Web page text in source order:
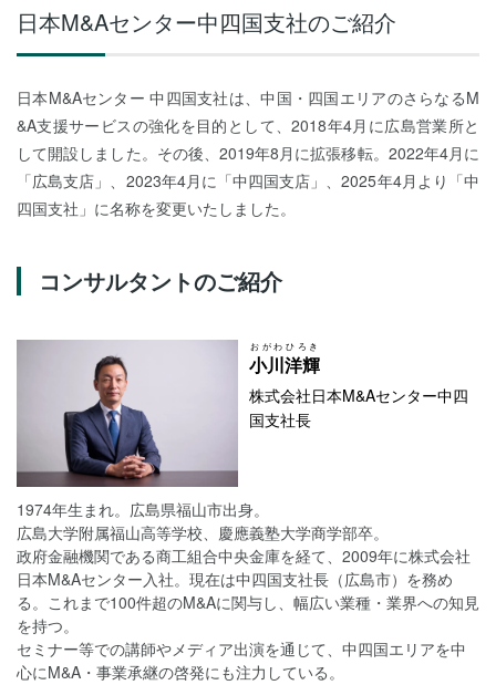
日本M&Aセンター中四国支社のご紹介
日本M&Aセンター 中四国支社は、中国・四国エリアのさらなるM
&A支援サービスの強化を目的として、2018年4月に広島営業所と
して開設しました。その後、2019年8月に拡張移転。2022年4月に
「広島支店」、2023年4月に「中四国支店」、2025年4月より「中
四国支社」に名称を変更いたしました。
コンサルタントのご紹介
小川
おがわ
洋輝
ひろき
株式会社日本M&Aセンター中四
国支社長
1974年生まれ。広島県福山市出身。
広島大学附属福山高等学校、慶應義塾大学商学部卒。
政府金融機関である商工組合中央金庫を経て、2009年に株式会社
日本M&Aセンター入社。現在は中四国支社長（広島市）を務め
る。これまで100件超のM&Aに関与し、幅広い業種・業界への知見
を持つ。
セミナー等での講師やメディア出演を通じて、中四国エリアを中
心にM&A・事業承継の啓発にも注力している。